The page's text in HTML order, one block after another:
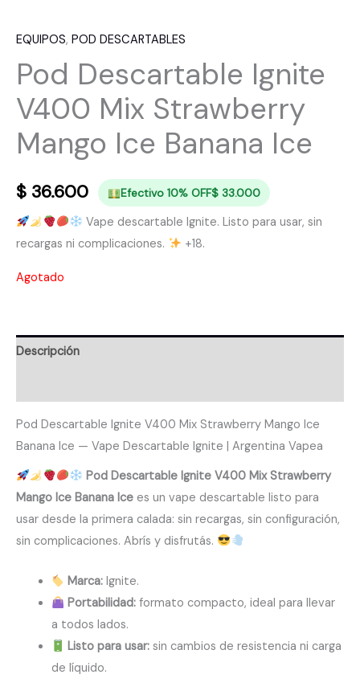
EQUIPOS, POD DESCARTABLES
Pod Descartable Ignite
V400 Mix Strawberry
Mango Ice Banana Ice
$ 36.600 Efectivo 10% OFF$33.000
Vape descartable Ignite. Listo para usar, sin
recargas ni complicaciones.
+18.
Agotado
Descripción
Pod Descartable Ignite V400 Mix Strawberry Mango Ice
Banana Ice — Vape Descartable Ignite | Argentina Vapea
Pod Descartable Ignite V400 Mix Strawberry
Mango Ice Banana Ice es un vape descartable listo para
usar desde la primera calada: sin recargas, sin configuración,
sin complicaciones. Abrís y disfrutás.
Marca: Ignite.
Portabilidad: formato compacto, ideal para llevar
a todos lados.
Listo para usar: sin cambios de resistencia ni carga
de líquido.